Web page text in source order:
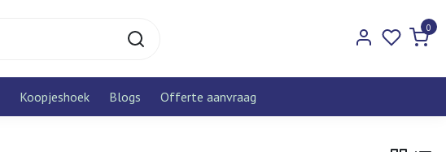
0
Koopjeshoek Blogs Offerte aanvraag